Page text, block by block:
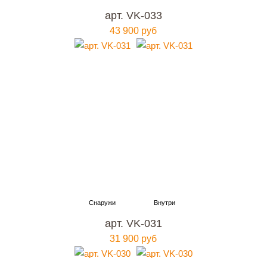
арт. VK-033
43 900 руб
арт. VK-031
31 900 руб